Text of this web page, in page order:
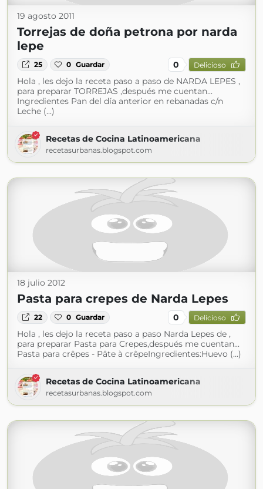
19 agosto 2011
Torrejas de doña petrona por narda
lepe
25 0 Guardar 0 Delicioso
Hola , les dejo la receta paso a paso de NARDA LEPES ,
para preparar TORREJAS ,después me cuentan...
Ingredientes Pan del día anterior en rebanadas c/n
Leche (...)
Recetas de Cocina Latinoamericana
recetasurbanas.blogspot.com
18 julio 2012
Pasta para crepes de Narda Lepes
22 0 Guardar 0 Delicioso
Hola , les dejo la receta paso a paso Narda Lepes de ,
para preparar Pasta para Crepes,después me cuentan...
Pasta para crêpes - Pâte à crêpeIngredientes:Huevo (...)
Recetas de Cocina Latinoamericana
recetasurbanas.blogspot.com